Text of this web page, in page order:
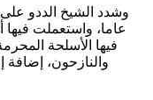
عاما، واستعملت
فيها الأسلحة
والنازحون، إضافة